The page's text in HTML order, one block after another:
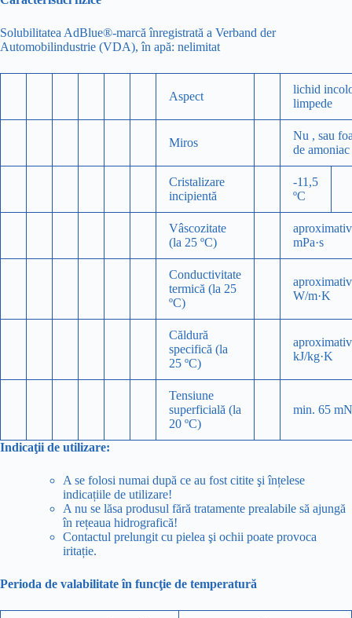
Solubilitatea AdBlue®-marcă înregistrată a Verband der
Automobilindustrie (VDA), în apă: nelimitat
Aspect
lichid
limpede
Miros
Nu , sau
de amoniac
Cristalizare
incipientă
-11,5
ºC
Vâscozitate
(la 25 ºC)
mPa·s
Conductivitate
termică (la 25
ºC)
W/m·K
Căldură
specifică (la
25 ºC)
kJ/kg·K
Tensiune
superficială (la
20 ºC)
min. 65
Indicaţii de utilizare:
A se folosi numai după ce au fost citite şi înțelese
indicațiile de utilizare!
A nu se lăsa produsul fără tratamente prealabile să ajungă
în rețeaua hidrografică!
Contactul prelungit cu pielea şi ochii poate provoca
iritație.
Perioda de valabilitate în funcţie de temperatură